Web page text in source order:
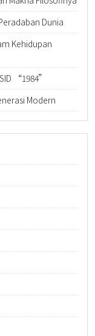
Dunia
Kehidupan
“1984”
Modern